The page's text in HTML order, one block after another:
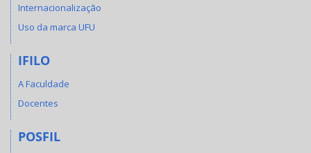
Internacionalização
Uso da marca UFU
IFILO
A Faculdade
Docentes
POSFIL